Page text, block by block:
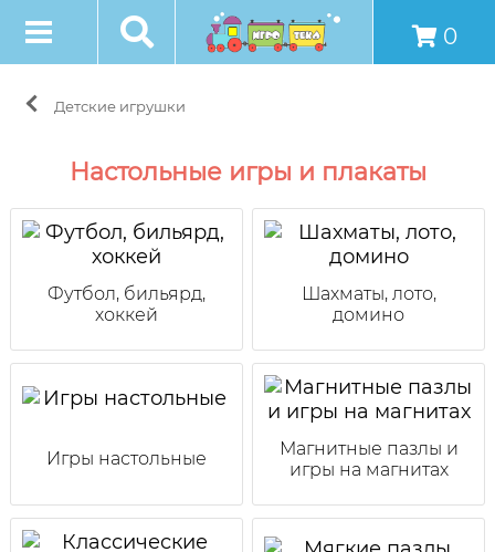
0
Детские игрушки
Настольные игры и плакаты
Футбол, бильярд,
хоккей
Шахматы, лото,
домино
Игры настольные
Магнитные пазлы и
игры на магнитах